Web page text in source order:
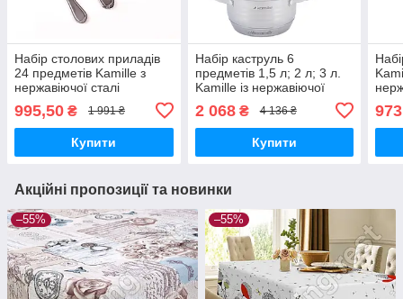
Набір столових приладів
24 предметів Kamille з
нержавіючої сталі
995,50 ₴ 1 991 ₴
Купити
Набір каструль 6
предметів 1,5 л; 2 л; 3 л.
Kamille із нержавіючої
2 068₴ 4 136 ₴
Купити
973
Акційні пропозиції та новинки
–55% –55%